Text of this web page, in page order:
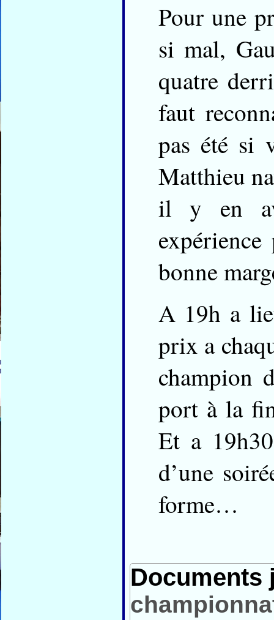
Pour une
si mal,
quatre
faut
pas été si
Matthieu
il y en
bonne
A 19h a
prix a
champion
port à la
Et a
d’une
forme…
Documents